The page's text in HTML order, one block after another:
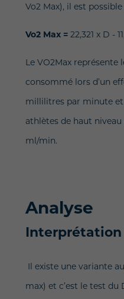
Vo2 Max), il est
Vo2 Max = 22,321 x D -
Le VO2Max représente
consommé lors d’un
millilitres par minute
athlètes de haut
ml/min.
Analyse
Il existe une variante
max) et c’est le test du